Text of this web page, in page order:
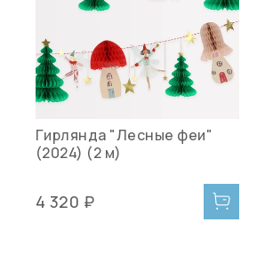
Гирлянда "Лесные феи"
(2024) (2 м)
4 320 ₽